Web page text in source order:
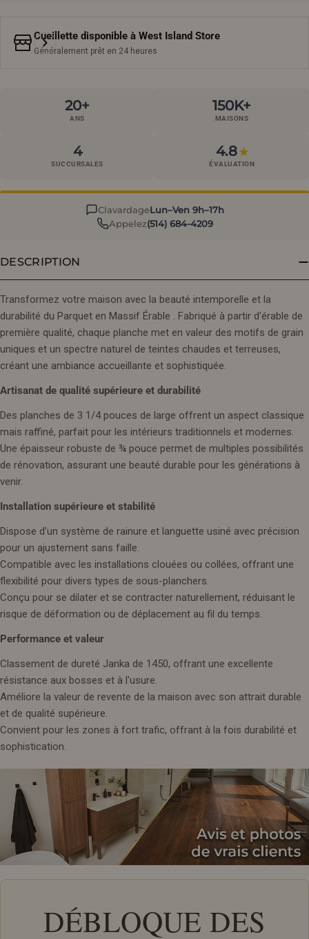
Cueillette disponible à West Island Store
Généralement prêt en 24 heures
20+
ANS
150K+
MAISONS
4
SUCCURSALES
4.8★
ÉVALUATION
ClavardageLun–Ven 9h–17h
Appelez(514) 684-4209
DESCRIPTION
Transformez votre maison avec la beauté intemporelle et la
durabilité du Parquet en Massif Érable . Fabriqué à partir d'érable de
première qualité, chaque planche met en valeur des motifs de grain
uniques et un spectre naturel de teintes chaudes et terreuses,
créant une ambiance accueillante et sophistiquée.
Artisanat de qualité supérieure et durabilité
Des planches de 3 1/4 pouces de large offrent un aspect classique
mais raffiné, parfait pour les intérieurs traditionnels et modernes.
Une épaisseur robuste de ¾ pouce permet de multiples possibilités
de rénovation, assurant une beauté durable pour les générations à
venir.
Installation supérieure et stabilité
Dispose d'un système de rainure et languette usiné avec précision
pour un ajustement sans faille.
Compatible avec les installations clouées ou collées, offrant une
flexibilité pour divers types de sous-planchers.
Conçu pour se dilater et se contracter naturellement, réduisant le
risque de déformation ou de déplacement au fil du temps.
Performance et valeur
Classement de dureté Janka de 1450, offrant une excellente
résistance aux bosses et à l'usure.
Améliore la valeur de revente de la maison avec son attrait durable
et de qualité supérieure.
Convient pour les zones à fort trafic, offrant à la fois durabilité et
sophistication.
DÉBLOQUE DES